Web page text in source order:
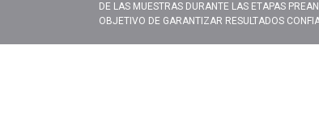
DE LAS MUESTRAS DURANTE LAS ETAPAS
OBJETIVO DE GARANTIZAR RESULTADOS